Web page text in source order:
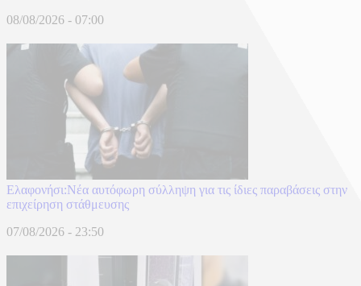
08/08/2026 - 07:00
Ελαφονήσι:Νέα αυτόφωρη σύλληψη για τις ίδιες παραβάσεις στην
επιχείρηση στάθμευσης
07/08/2026 - 23:50